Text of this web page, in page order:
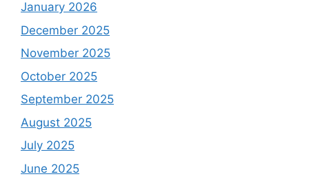
January 2026
December 2025
November 2025
October 2025
September 2025
August 2025
July 2025
June 2025